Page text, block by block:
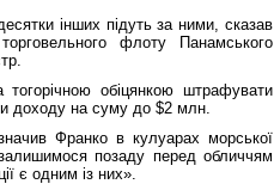
інших підуть за ними, сказав
флоту Панамського
обіцянкою штрафувати
доходу на суму до $2 млн.
Франко в кулуарах морської
позаду перед обличчям
є одним із них».